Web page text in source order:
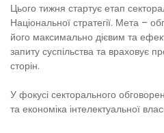
Цього тижня стартує етап
Національної стратегії. Мета –
його максимально дієвим та
запиту суспільства та враховує
сторін.
У фокусі секторального
та економіка інтелектуальної